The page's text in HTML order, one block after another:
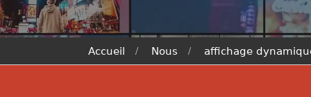
Accueil Nous affichage